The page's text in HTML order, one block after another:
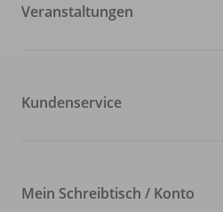
Veranstaltungen
Kundenservice
Mein Schreibtisch / Konto